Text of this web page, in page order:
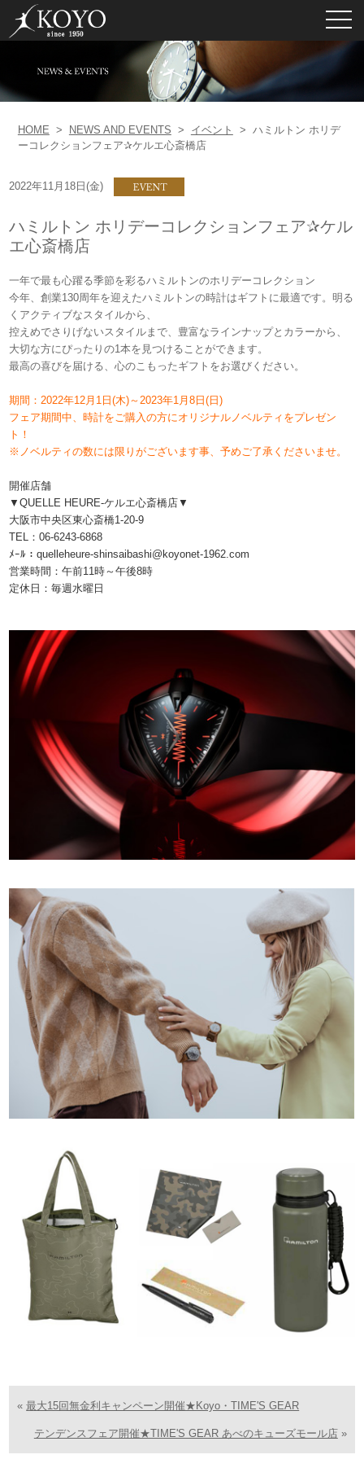
HOME > NEWS AND EVENTS > イベント > ハミルトン ホリデ
ーコレクションフェア✰ケルエ心斎橋店
2022年11月18日(金)
ハミルトン ホリデーコレクションフェア✰ケル
エ心斎橋店
一年で最も心躍る季節を彩るハミルトンのホリデーコレクション
今年、創業130周年を迎えたハミルトンの時計はギフトに最適です。明る
くアクティブなスタイルから、
控えめでさりげないスタイルまで、豊富なラインナップとカラーから、
大切な方にぴったりの1本を見つけることができます。
最高の喜びを届ける、心のこもったギフトをお選びください。
期間：2022年12月1日(木)～2023年1月8日(日)
フェア期間中、時計をご購入の方にオリジナルノベルティをプレゼン
ト！
※ノベルティの数には限りがございます事、予めご了承くださいませ。
開催店舗
▼QUELLE HEURE-ケルエ心斎橋店▼
大阪市中央区東心斎橋1-20-9
TEL：06-6243-6868
ﾒｰﾙ：quelleheure-shinsaibashi@koyonet-1962.com
営業時間：午前11時～午後8時
定休日：毎週水曜日
«最大15回無金利キャンペーン開催★Koyo・TIME'S GEAR
テンデンスフェア開催★TIME'S GEAR あべのキューズモール店»